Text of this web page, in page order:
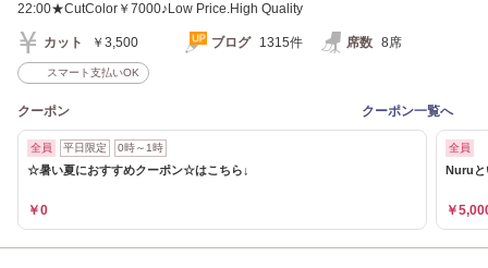
22:00★CutColor￥7000♪Low Price.High Quality
カット ￥3,500 ブログ 1315件 席数 8席
スマート支払いOK
クーポン クーポン一覧へ
全員 平日限定 0時～1時
☆暑い夏におすすめクーポン☆はこちら↓
￥0
全員
Nuruと
￥